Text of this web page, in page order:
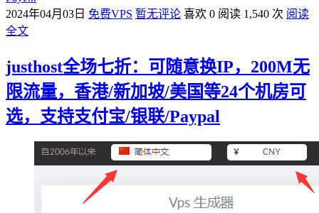
2024年04月03日 免费VPS 暂无评论 喜欢 0 阅读 1,540 次 阅读
全文
justhost全场七折：可随意换IP，200M无
限流量，香港/新加坡/美国等24个机房可
选，支持支付宝/银联/Paypal